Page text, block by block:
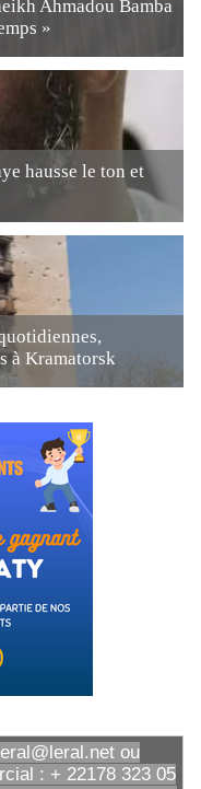
Ahmadou Bamba
»
hausse le ton et
à Kramatorsk
ou
: + 22178 323 05